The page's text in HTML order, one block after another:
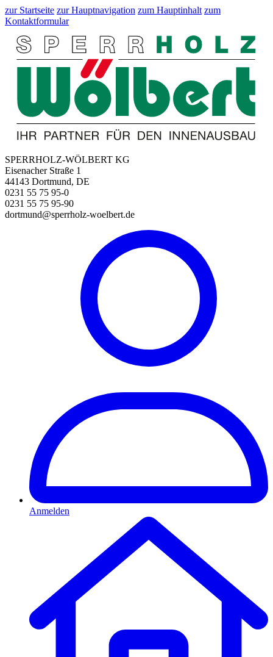
zur Startseite zur Hauptnavigation zum Hauptinhalt zum
Kontaktformular
SPERRHOLZ-WÖLBERT KG
Eisenacher Straße 1
44143 Dortmund, DE
0231 55 75 95-0
0231 55 75 95-90
dortmund@sperrholz-woelbert.de
Anmelden